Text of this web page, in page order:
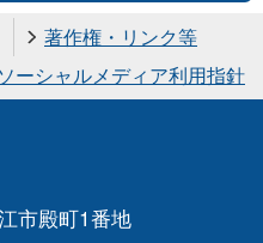
著作権・リンク等
ソーシャルメディア利用指針
市殿町1番地